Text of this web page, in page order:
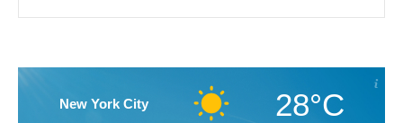
New York City 28°C